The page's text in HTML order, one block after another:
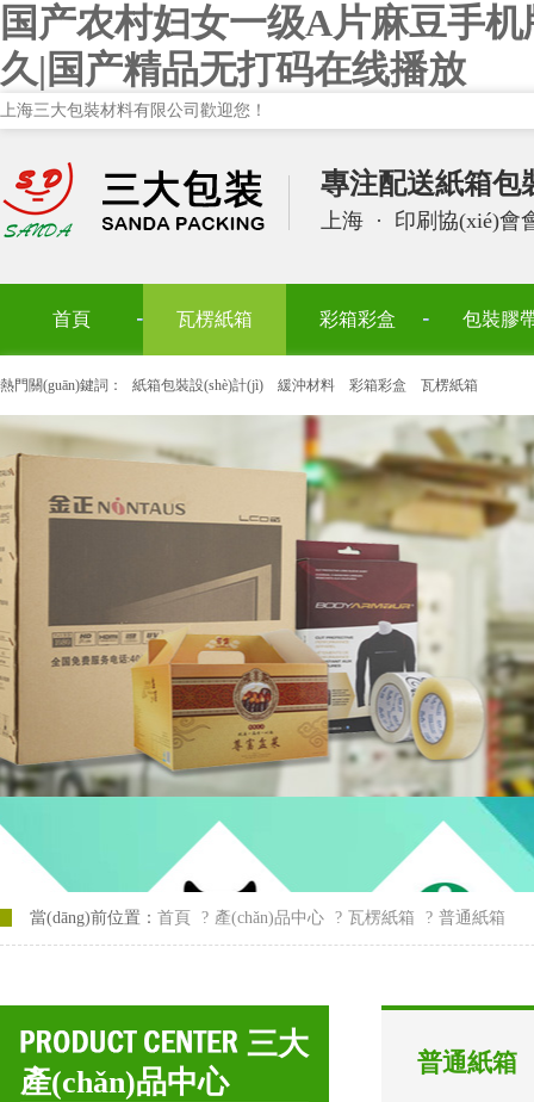
国产农村妇女一级A片麻豆手
久|国产精品无打码在线播放
上海三大包裝材料有限公司歡迎您！
專注配送紙箱包
上海 · 印刷協(xié)會
首頁 瓦楞紙箱 彩箱彩盒 包裝膠
熱門關(guān)鍵詞： 紙箱包裝設(shè)計(jì) 緩沖材料 彩箱彩盒 瓦楞紙箱
當(dāng)前位置： 首頁 ? 產(chǎn)品中心 ? 瓦楞紙箱 ? 普通紙箱
三大
產(chǎn)品中心
普通紙箱